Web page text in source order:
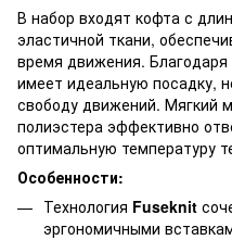
В набор входят кофта с
эластичной ткани,
время движения. Благодаря
имеет идеальную посадку,
свободу движений. Мягкий
полиэстера эффективно
оптимальную температуру
Особенности:
Технология Fuseknit
эргономичными